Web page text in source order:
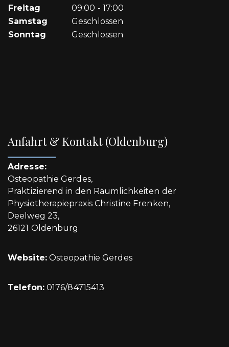
Freitag
09:00 - 17:00
Samstag
Geschlossen
Sonntag
Geschlossen
Anfahrt & Kontakt (Oldenburg)
Adresse:
Osteopathie Gerdes,
Praktizierend in den Räumlichkeiten der
Physiotherapiepraxis Christine Frenken,
Deelweg 23,
26121 Oldenburg
Website: Osteopathie Gerdes
Telefon:0176/84715413